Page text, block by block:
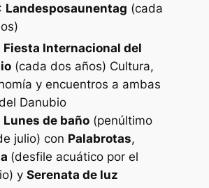
Landesposaunentag (cada
Fiesta Internacional del
(cada dos años) Cultura,
y encuentros a ambas
Danubio
Lunes de baño(penúltimo
julio) con Palabrotas,
(desfile acuático por el
y Serenata de luz